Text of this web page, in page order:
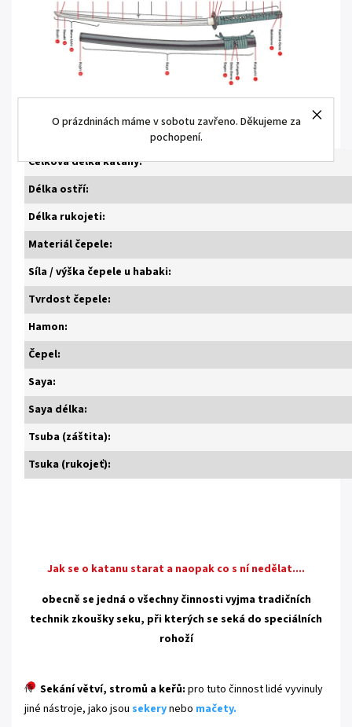
O prázdninách máme v sobotu zavřeno. Děkujeme za
pochopení.
Technický popis:
Celková délka katany:
Délka ostří:
Délka rukojeti:
Materiál čepele:
Síla / výška čepele u habaki:
Tvrdost čepele:
Hamon:
Čepel:
Saya:
Saya délka:
Tsuba (záštita):
Tsuka (rukojeť):
Jak se o katanu starat a naopak co s ní nedělat....
obecně se jedná o všechny činnosti vyjma tradičních
technik zkoušky seku, při kterých se seká do speciálních
rohoží
Sekání větví, stromů a keřů: pro tuto činnost lidé vyvinuly
jiné nástroje, jako jsou sekerynebo mačety.